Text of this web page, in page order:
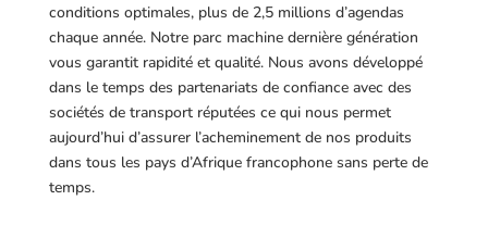
conditions optimales, plus de 2,5 millions d’agendas
chaque année. Notre parc machine dernière génération
vous garantit rapidité et qualité. Nous avons développé
dans le temps des partenariats de confiance avec des
sociétés de transport réputées ce qui nous permet
aujourd’hui d’assurer l’acheminement de nos produits
dans tous les pays d’Afrique francophone sans perte de
temps.